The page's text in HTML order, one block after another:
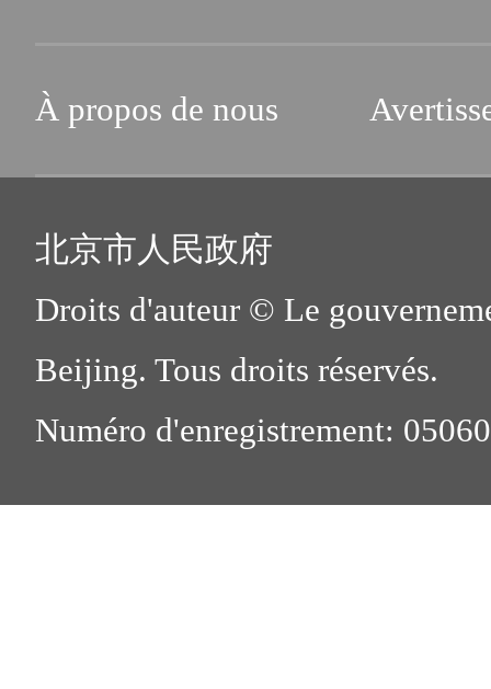
À propos de nous
北京市人民政府
Droits d'auteur © Le
Beijing. Tous droits réservés.
Numéro d'enregistrement: